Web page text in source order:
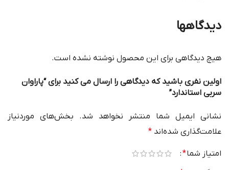
دیدگاهها
هیچ دیدگاهی برای این محصول نوشته نشده است.
اولین نفری باشید که دیدگاهی را ارسال می کنید برای “پاراوان
سربی استاندارد”
نشانی ایمیل شما منتشر نخواهد شد.
بخش‌های موردنیاز
علامت‌گذاری شده‌اند *
امتیاز شما*